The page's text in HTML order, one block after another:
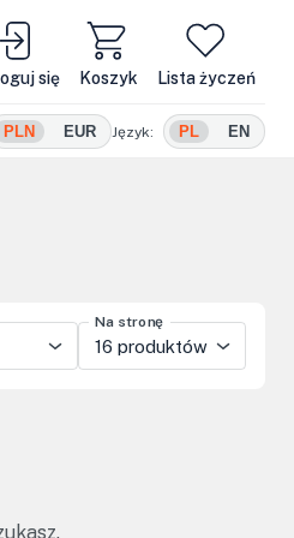
Koszyk
się
Lista życzeń
PLN EUR Język: PL EN
Na stronę
16 produktów